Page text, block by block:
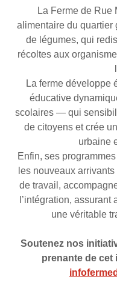
La Ferme de Rue
alimentaire du quartier
de légumes, qui
récoltes aux
La ferme développe
éducative
scolaires — qui
de citoyens et crée
urbaine
Enfin, ses
les nouveaux
de travail,
l’intégration,
une véritable
Soutenez nos
prenante de